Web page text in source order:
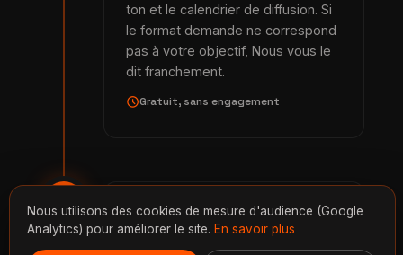
ton et le calendrier de diffusion. Si
le format demande ne correspond
pas à votre objectif, Nous vous le
dit franchement.
scheduleGratuit, sans engagement
CADRAGE
Devis fermé + planning
Nous utilisons des cookies de mesure d'audience (Google
Analytics) pour améliorer le site. En savoir plus